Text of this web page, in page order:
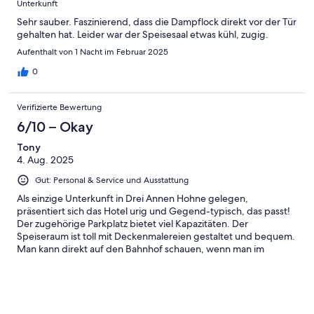
Unterkunft
Sehr sauber. Faszinierend, dass die Dampflock direkt vor der Tür
gehalten hat. Leider war der Speisesaal etwas kühl, zugig.
Aufenthalt von 1 Nacht im Februar 2025
0
Verifizierte Bewertung
6/10 – Okay
Tony
4. Aug. 2025
Gut: Personal & Service und Ausstattung
Als einzige Unterkunft in Drei Annen Hohne gelegen,
präsentiert sich das Hotel urig und Gegend-typisch, das passt!
Der zugehörige Parkplatz bietet viel Kapazitäten. Der
Speiseraum ist toll mit Deckenmalereien gestaltet und bequem.
Man kann direkt auf den Bahnhof schauen, wenn man im